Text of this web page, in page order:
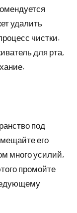
удалить
чистки.
для рта,
под
его
много усилий,
промойте